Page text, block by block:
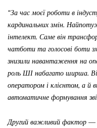
“За час моєї роботи в
кардинальних змін.
інтелект. Саме він
чатботи та голосові боти
знизили навантаження на
роль ШІ набагато ширша.
оператором і клієнтом, а й
автоматичне формування
Другий важливий фактор —